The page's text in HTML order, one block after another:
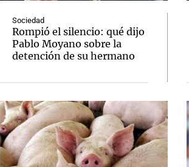
Sociedad
Rompió el silencio: qué dijo
Pablo Moyano sobre la
detención de su hermano